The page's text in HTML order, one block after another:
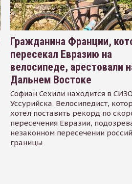
Гражданина Франции,
пересекал Евразию на
велосипеде, арестовали
Дальнем Востоке
Софиан Сехили находится в СИЗО
Уссурийска. Велосипедист,
хотел поставить рекорд по
пересечения Евразии,
незаконном пересечении
границы